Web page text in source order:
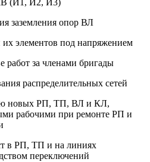
кВ (И1, И2, И3)
заземления опор ВЛ
элементов под напряжением
работ за членами бригады
распределительных сетей
новых РП, ТП, ВЛ и КЛ,
рабочими при ремонте РП и
в РП, ТП и на линиях
переключений